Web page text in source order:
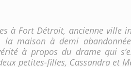
à Fort Détroit, ancienne ville
la maison à demi
à propos du drame qui
petites-filles, Cassandra et